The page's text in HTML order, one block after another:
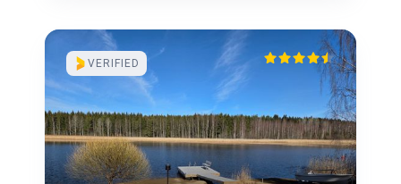
VERIFIED